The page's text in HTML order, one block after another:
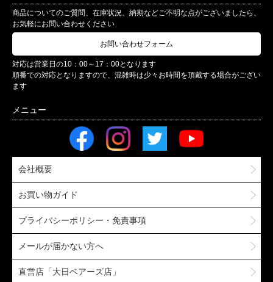
商品についてのご質問、在庫状況、納期などご不明な点がございましたら、
お気軽にお問い合わせください
お問い合わせフォーム
対応は営業日の10：00～17：00となります
順番での対応となりますので、混雑時は少々お時間を頂戴する場合がござい
ます
会社概要
お買い物ガイド
プライバシーポリシー・免責事項
メールが届かない方へ
直営店「大日ベアーズ店」